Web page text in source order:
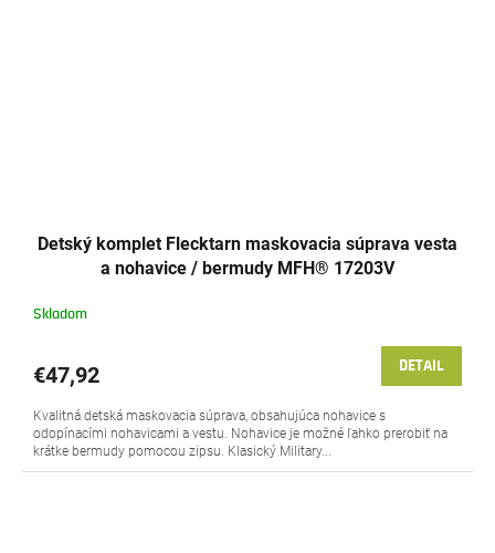
Detský komplet Flecktarn maskovacia súprava vesta
a nohavice / bermudy MFH® 17203V
Skladom
€47,92 DETAIL
Kvalitná detská maskovacia súprava, obsahujúca nohavice s
odopínacími nohavicami a vestu. Nohavice je možné ľahko prerobiť na
krátke bermudy pomocou zipsu. Klasický Military...